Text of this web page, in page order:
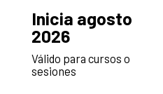
Inicia agosto
2026
Válido para cursos o
sesiones